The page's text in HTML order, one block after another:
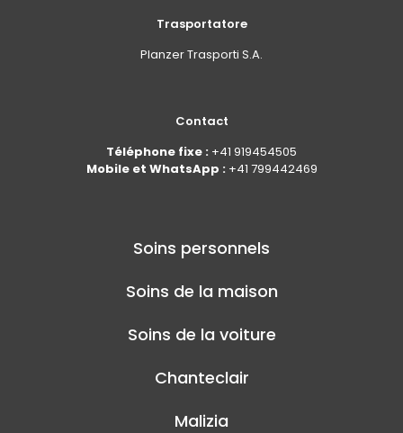
Trasportatore
Planzer Trasporti S.A.
Contact
Téléphone fixe : +41 919454505
Mobile et WhatsApp : +41 799442469
Soins personnels
Soins de la maison
Soins de la voiture
Chanteclair
Malizia